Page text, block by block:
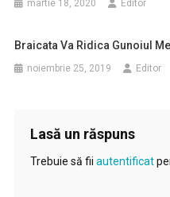
martie 18, 2020 Editor
Braicata Va Ridica Gunoiul
noiembrie 25, 2019 Editor
Lasă un răspuns
Trebuie să fii autentificat